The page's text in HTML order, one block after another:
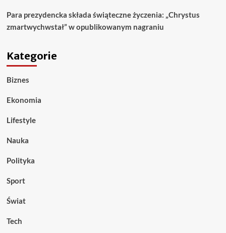
Para prezydencka składa świąteczne życzenia: „Chrystus
zmartwychwstał” w opublikowanym nagraniu
Kategorie
Biznes
Ekonomia
Lifestyle
Nauka
Polityka
Sport
Świat
Tech